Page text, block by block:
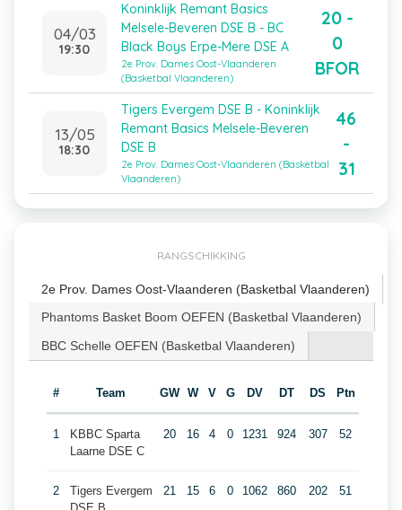
04/03
19:30
Koninklijk Remant Basics
Melsele-Beveren DSE B - BC
Black Boys Erpe-Mere DSE A
2e Prov. Dames Oost-Vlaanderen
(Basketbal Vlaanderen)
20 -
0
BFOR
13/05
18:30
Tigers Evergem DSE B - Koninklijk
Remant Basics Melsele-Beveren
DSE B
2e Prov. Dames Oost-Vlaanderen (Basketbal
Vlaanderen)
46
-
31
RANGSCHIKKING
2e Prov. Dames Oost-Vlaanderen (Basketbal Vlaanderen)
Phantoms Basket Boom OEFEN (Basketbal Vlaanderen)
BBC Schelle OEFEN (Basketbal Vlaanderen)
# Team GW W V G DV DT DS Ptn
1
KBBC Sparta
Laarne DSE C
20 16 4 0 1231 924 307 52
2
Tigers Evergem
21 15 6 0 1062 860 202 51